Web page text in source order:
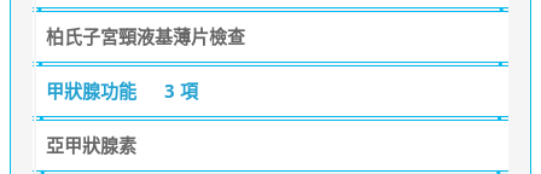
柏氏子宮頸液基薄片檢查
甲狀腺功能 3 項
亞甲狀腺素